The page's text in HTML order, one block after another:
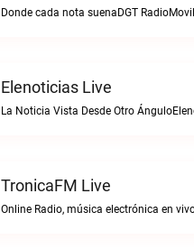
Donde cada nota suenaDGT
Elenoticias Live
TronicaFM Live